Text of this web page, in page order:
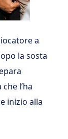
a
la sosta
l’ha
inizio alla